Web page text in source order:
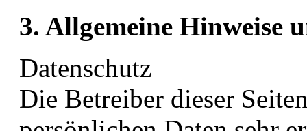
3. Allgemeine Hinweise
Datenschutz
Die Betreiber dieser